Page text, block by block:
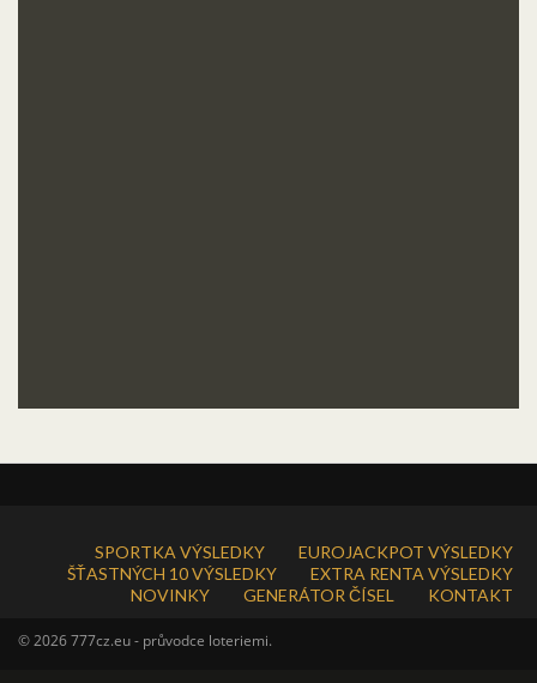
SPORTKA VÝSLEDKY
EUROJACKPOT VÝSLEDKY
ŠŤASTNÝCH 10 VÝSLEDKY
EXTRA RENTA VÝSLEDKY
NOVINKY
GENERÁTOR ČÍSEL KONTAKT
© 2026 777cz.eu - průvodce loteriemi.